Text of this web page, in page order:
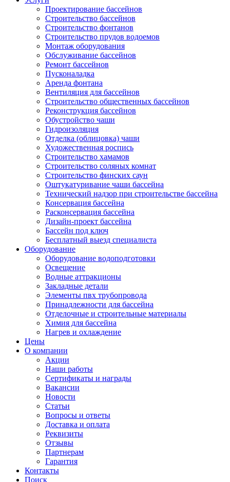
Проектирование бассейнов
Строительство бассейнов
Строительство фонтанов
Строительство прудов водоемов
Монтаж оборудования
Обслуживание бассейнов
Ремонт бассейнов
Пусконаладка
Аренда фонтана
Вентиляция для бассейнов
Строительство общественных бассейнов
Реконструкция бассейнов
Обустройство чаши
Гидроизоляция
Отделка (облицовка) чаши
Художественная роспись
Строительство хамамов
Строительство соляных комнат
Строительство финских саун
Оштукатуривание чаши бассейна
Технический надзор при строительстве бассейна
Консервация бассейна
Расконсервация бассейна
Дизайн-проект бассейна
Бассейн под ключ
Бесплатный выезд специалиста
Оборудование
Оборудование водоподготовки
Освещение
Водные аттракционы
Закладные детали
Элементы пвх трубопровода
Принадлежности для бассейна
Отделочные и строительные материалы
Химия для бассейна
Нагрев и охлаждение
Цены
О компании
Акции
Наши работы
Сертификаты и награды
Вакансии
Новости
Статьи
Вопросы и ответы
Доставка и оплата
Реквизиты
Отзывы
Партнерам
Гарантия
Контакты
Поиск